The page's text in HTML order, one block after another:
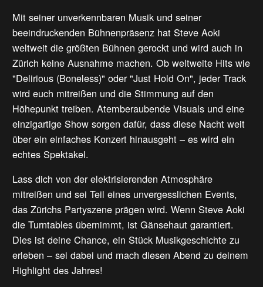
Mit seiner unverkennbaren Musik und seiner
beeindruckenden Bühnenpräsenz hat Steve Aoki
weltweit die größten Bühnen gerockt und wird auch in
Zürich keine Ausnahme machen. Ob weltweite Hits wie
"Delirious (Boneless)" oder "Just Hold On", jeder Track
wird euch mitreißen und die Stimmung auf den
Höhepunkt treiben. Atemberaubende Visuals und eine
einzigartige Show sorgen dafür, dass diese Nacht weit
über ein einfaches Konzert hinausgeht – es wird ein
echtes Spektakel.
Lass dich von der elektrisierenden Atmosphäre
mitreißen und sei Teil eines unvergesslichen Events,
das Zürichs Partyszene prägen wird. Wenn Steve Aoki
die Turntables übernimmt, ist Gänsehaut garantiert.
Dies ist deine Chance, ein Stück Musikgeschichte zu
erleben – sei dabei und mach diesen Abend zu deinem
Highlight des Jahres!